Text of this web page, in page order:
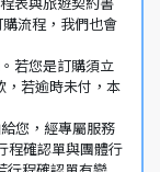
流程，我們也會
若您是訂購須立
，若逾時未付，本
您，經專屬服務
程確認單與團體行